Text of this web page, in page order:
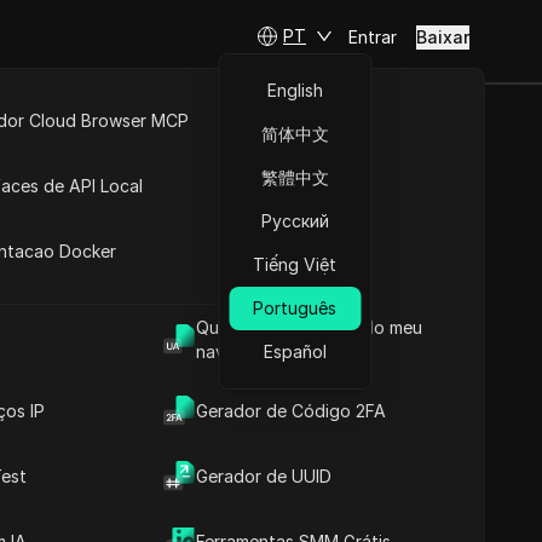
Qual é o User Agent do meu
navegador
IP Gerador de Código 2FA
Gerador de UUID
Cloud Browser MCP
de API Local
Docker
PT
English
简体中文
繁體中文
Русский
Tiếng Việt
Português
Español
Entrar Baixar
Abrir no ChatGPT
Fazer perguntas sobre esta página
Abrir no Claude